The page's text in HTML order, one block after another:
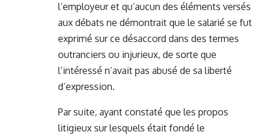
l’employeur et qu’aucun des éléments versés
aux débats ne démontrait que le salarié se fut
exprimé sur ce désaccord dans des termes
outranciers ou injurieux, de sorte que
l’intéressé n’avait pas abusé de sa liberté
d’expression.
Par suite, ayant constaté que les propos
litigieux sur lesquels était fondé le